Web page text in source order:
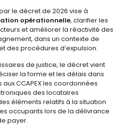
le décret de 2026 vise à
opérationnelle, clarifier les
et améliorer la réactivité des
dans un contexte de
des procédures d’expulsion.
de justice, le décret vient
la forme et les délais dans
CCAPEX les coordonnées
des locataires
éléments relatifs à la situation
occupants lors de la délivrance
payer.